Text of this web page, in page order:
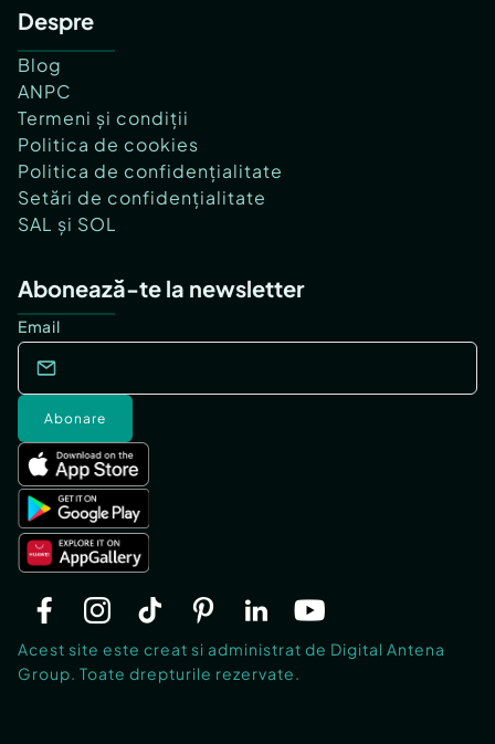
Despre
Blog
ANPC
Termeni și condiții
Politica de cookies
Politica de confidențialitate
Setări de confidențialitate
SAL și SOL
Abonează-te la newsletter
Email
Abonare
Acest site este creat si administrat de Digital Antena
Group. Toate drepturile rezervate.